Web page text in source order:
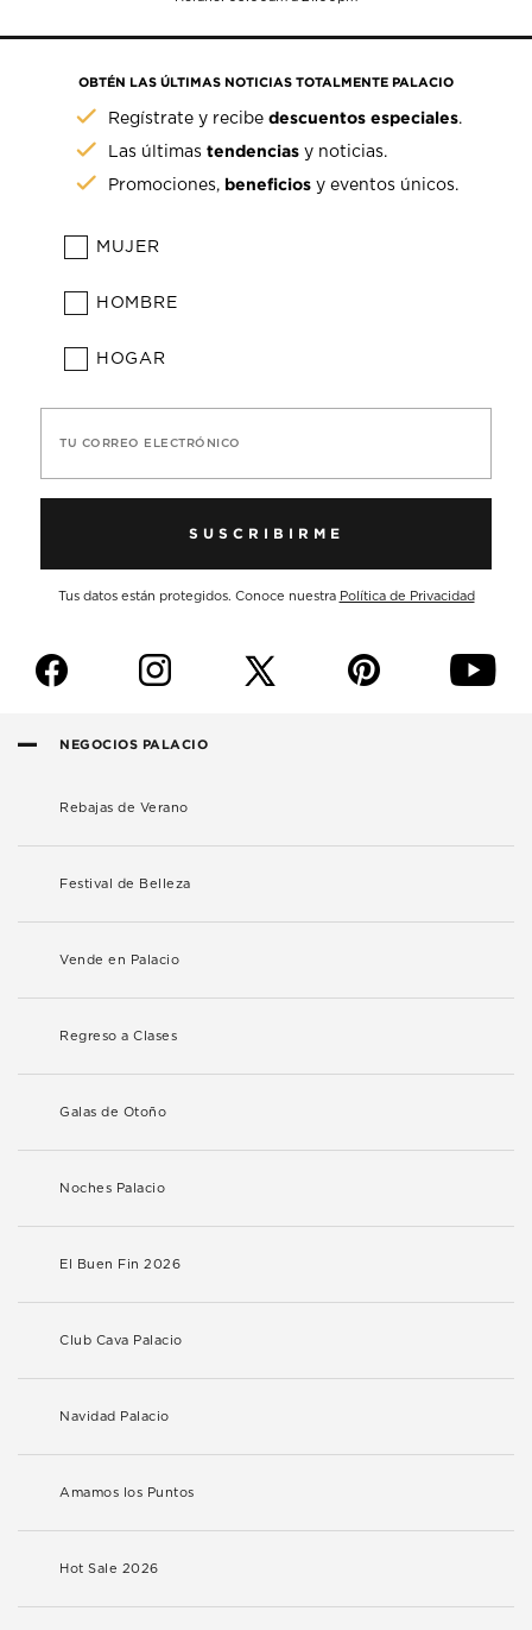
OBTÉN LAS ÚLTIMAS NOTICIAS TOTALMENTE PALACIO
Regístrate y recibedescuentos especiales.
Las últimastendencias y noticias.
Promociones, beneficios y eventos únicos.
MUJER
HOMBRE
HOGAR
TU CORREO ELECTRÓNICO
SUSCRIBIRME
Tus datos están protegidos. Conoce nuestra Política de Privacidad
f i p y
NEGOCIOS PALACIO
Rebajas de Verano
Festival de Belleza
Vende en Palacio
Regreso a Clases
Galas de Otoño
Noches Palacio
El Buen Fin 2026
Club Cava Palacio
Navidad Palacio
Amamos los Puntos
Hot Sale 2026